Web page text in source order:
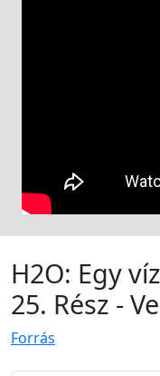
H2O: Egy
25. Rész -
Forrás